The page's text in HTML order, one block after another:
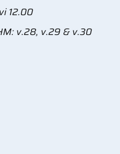
12.00
v.28, v.29 & v.30